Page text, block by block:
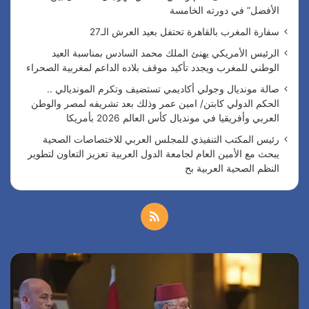
الأفضل” في دورته الخامسة
سفارة المغرب بالقاهرة تحتفل بعيد العرش الـ27
الرئيس الأمريكي يهنئ الملك محمد السادس بمناسبة العيد
الوطني للمغرب ويجدد تأكيد موقف بلاده الداعم لمغربية الصحراء
صالة مونديال وجولي أكاديمي تستضيف وتكرم المونديالي ..
الحكم الدولي كابتن/ امين عمر وذلك بعد تشريفه لمصر والوطن
العربي وأفريقيا في مونديال كأس العالم 2026 بأمريكا
رئيس المكتب التنفيذي للمجلس العربي للاختصاصات الصحية
يبحث مع الأمين العام لجامعة الدول العربية تعزيز التعاون لتطوير
النظم الصحية العربية بح
س